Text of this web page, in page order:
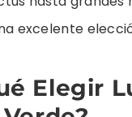
excelente
Elegir